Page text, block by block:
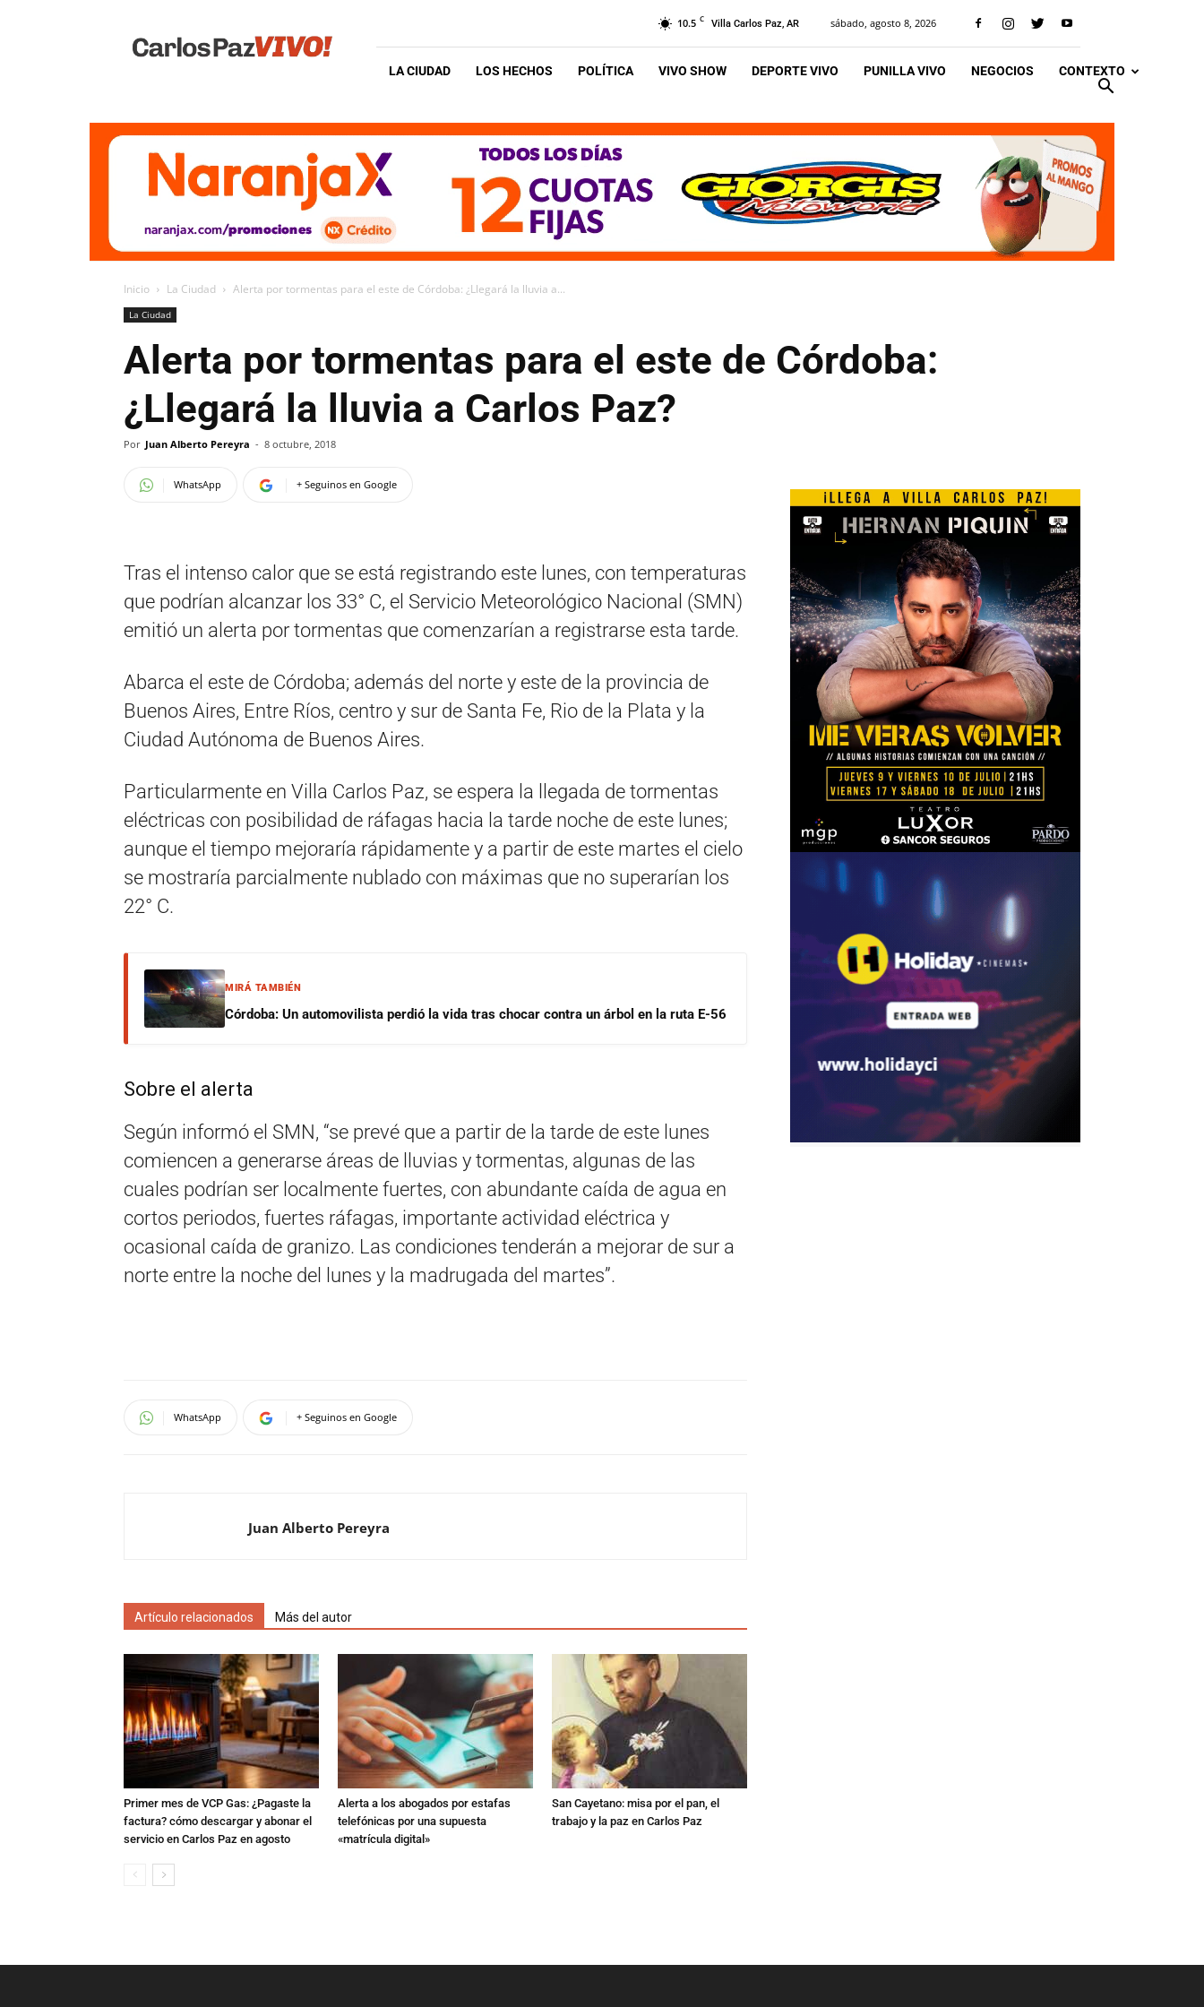
Vivo
10.5 C Villa Carlos Paz, AR sábado, agosto 8, 2026
LA CIUDAD LOS HECHOS POLÍTICA VIVO SHOW DEPORTE VIVO PUNILLA VIVO NEGOCIOS CONTEXTO
Inicio La Ciudad Alerta por tormentas para el este de Córdoba: ¿Llegará la lluvia a...
La Ciudad
Alerta por tormentas para el este de Córdoba:
¿Llegará la lluvia a Carlos Paz?
Por Juan Alberto Pereyra - 8 octubre, 2018
WhatsApp + Seguinos en Google
Tras el intenso calor que se está registrando este lunes, con temperaturas
que podrían alcanzar los 33° C, el Servicio Meteorológico Nacional (SMN)
emitió un alerta por tormentas que comenzarían a registrarse esta tarde.
Abarca el este de Córdoba; además del norte y este de la provincia de
Buenos Aires, Entre Ríos, centro y sur de Santa Fe, Rio de la Plata y la
Ciudad Autónoma de Buenos Aires.
Particularmente en Villa Carlos Paz, se espera la llegada de tormentas
eléctricas con posibilidad de ráfagas hacia la tarde noche de este lunes;
aunque el tiempo mejoraría rápidamente y a partir de este martes el cielo
se mostraría parcialmente nublado con máximas que no superarían los
22° C.
MIRÁ TAMBIÉN
Córdoba: Un automovilista perdió la vida tras chocar contra un árbol en la ruta E-56
Sobre el alerta
Según informó el SMN, “se prevé que a partir de la tarde de este lunes
comiencen a generarse áreas de lluvias y tormentas, algunas de las
cuales podrían ser localmente fuertes, con abundante caída de agua en
cortos periodos, fuertes ráfagas, importante actividad eléctrica y
ocasional caída de granizo. Las condiciones tenderán a mejorar de sur a
norte entre la noche del lunes y la madrugada del martes”.
WhatsApp + Seguinos en Google
Juan Alberto Pereyra
Artículo relacionados Más del autor
Primer mes de VCP Gas: ¿Pagaste la
factura? cómo descargar y abonar el
servicio en Carlos Paz en agosto
Alerta a los abogados por estafas
telefónicas por una supuesta
«matrícula digital»
San Cayetano: misa por el pan, el
trabajo y la paz en Carlos Paz